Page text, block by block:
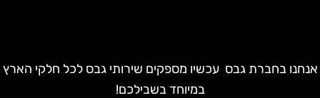
בחברת גבס עכשיו מספקים שירותי גבס לכל חלקי הארץ
במיוחד בשבילכם!